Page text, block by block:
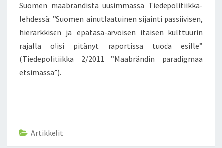
Suomen maabrändistä uusimmassa Tiedepolitiikka-
lehdessä: ”Suomen ainutlaatuinen sijainti passiivisen,
hierarkkisen ja epätasa-arvoisen itäisen kulttuurin
rajalla olisi pitänyt raportissa tuoda esille”
(Tiedepolitiikka 2/2011 ”Maabrändin paradigmaa
etsimässä”).
Artikkelit